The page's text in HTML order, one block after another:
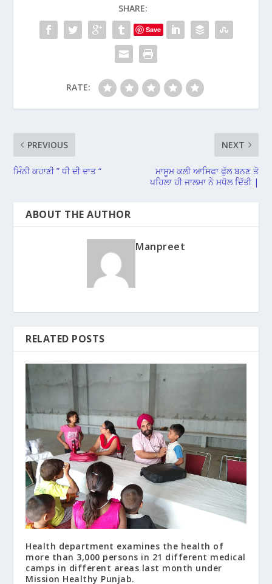
SHARE:
Save
RATE:
PREVIOUS
ਮਿੰਨੀ ਕਹਾਣੀ ” ਧੀ ਦੀ ਦਾਤ “
NEXT
ਮਾਸੂਮ ਕਲੀ ਆਸਿਫਾ ਫੁੱਲ ਬਨਣ ਤੋ
ਪਹਿਲਾ ਹੀ ਜਾਲਮਾ ਨੇ ਮਧੋਲ ਦਿੱਤੀ |
ABOUT THE AUTHOR
Manpreet
RELATED POSTS
Health department examines the health of
more than 3,000 persons in 21 different medical
camps in different areas last month under
Mission Healthy Punjab.